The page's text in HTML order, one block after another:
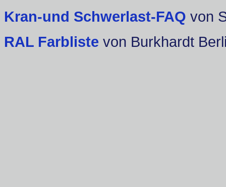
Kran-und Schwerlast-FAQ von
RAL Farbliste von Burkhardt